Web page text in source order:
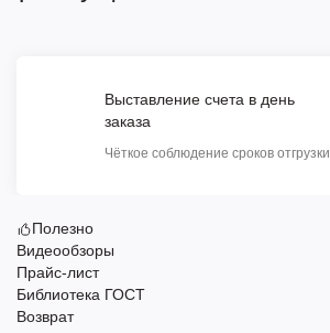
Выставление счета в день
заказа
Чёткое соблюдение сроков отгрузки
Полезно
Видеообзоры
Прайс-лист
Библиотека ГОСТ
Возврат